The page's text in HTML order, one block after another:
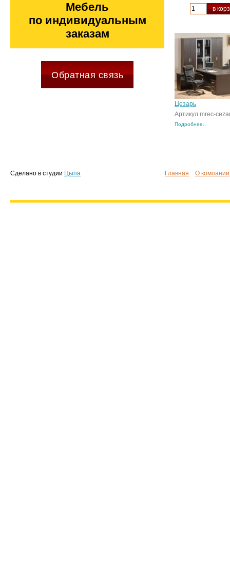
Мебель
по индивидуальным
заказам
Обратная связь
в
Цезарь
Артикул mrec-
Подробнее..
Сделано в студии Цыпа Главная О компании